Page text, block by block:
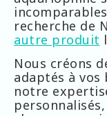
recherche de
autre produit
Nous créons
adaptés à vos
notre